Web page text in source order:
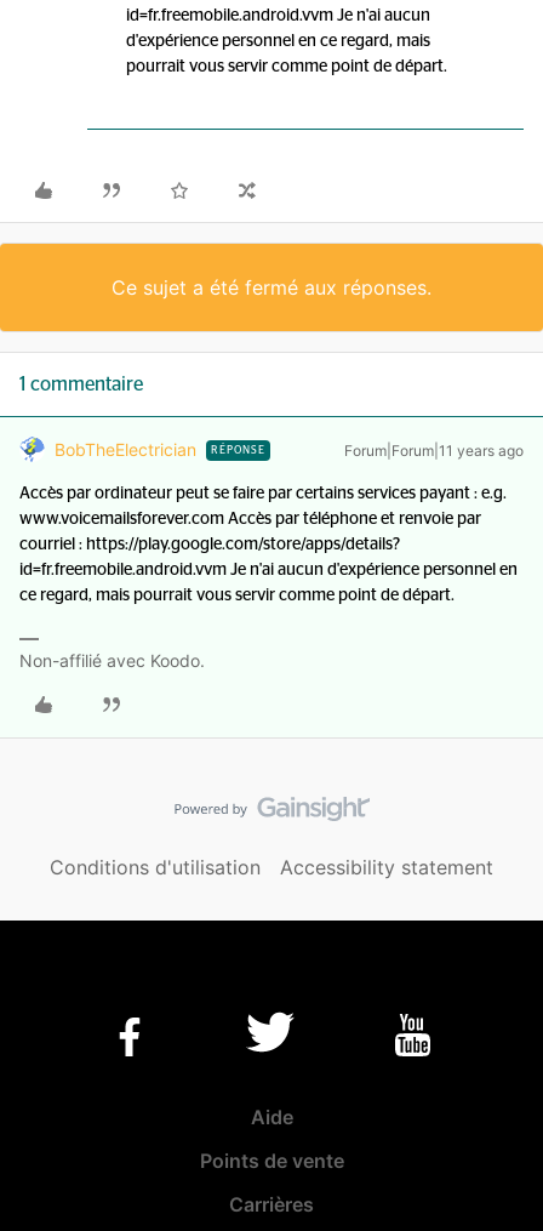
id=fr.freemobile.android.vvm Je n'ai aucun
d'expérience personnel en ce regard, mais
pourrait vous servir comme point de départ.
Ce sujet a été fermé aux réponses.
1 commentaire
BobTheElectrician RÉPONSE Forum|Forum|11 years ago
Accès par ordinateur peut se faire par certains services payant : e.g.
www.voicemailsforever.com Accès par téléphone et renvoie par
courriel : https://play.google.com/store/apps/details?
id=fr.freemobile.android.vvm Je n'ai aucun d'expérience personnel en
ce regard, mais pourrait vous servir comme point de départ.
Non-affilié avec Koodo.
Conditions d'utilisation Accessibility statement
Aide
Points de vente
Carrières